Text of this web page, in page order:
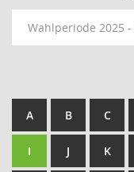
Wahlperiode 2025 -
A B C
I J K